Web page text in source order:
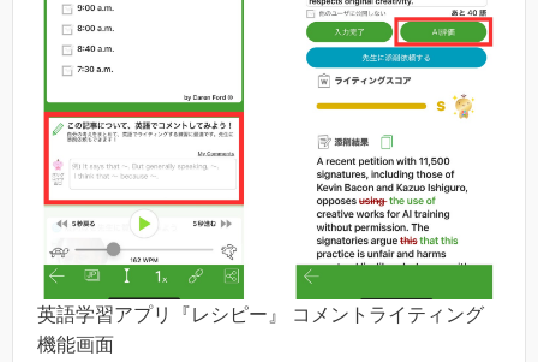
英語学習アプリ『レシピー』 コメントライティング
機能画面